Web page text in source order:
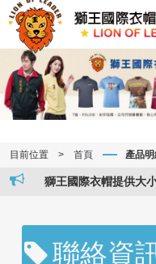
目前位置 > 首頁 產品
獅王國際衣帽提供大小
聯絡資